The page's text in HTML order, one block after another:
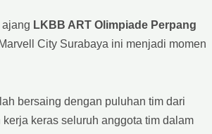
LKBB ART Olimpiade Perpang
City Surabaya ini menjadi momen
bersaing dengan puluhan tim dari
keras seluruh anggota tim dalam